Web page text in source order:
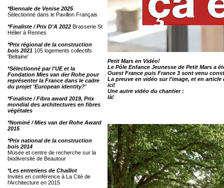
*Biennale de Venise 2025
Sélectionné dans le Pavillon Français
*Finaliste / Prix D'A 2022 Brasserie St
Hélier à Rennes
*Prix régional de la construction
bois 2021 105 logements collectifs
'Beltaine'
*Sélectionné par l'UE et la
Fondation Mies van der Rohe pour
représenter la France dans le cadre
du projet 'European identity?'
*Finaliste / Fibra award 2019, Prix
mondial des architectures en fibres
végétales
*Nominé / Mies van der Rohe Award
2015
*Prix national de la construction
bois 2014
Musée et centre de recherche sur la
biodiversité de Beautour
*Les entretiens de Chaillot
Invités en conférence à La Cité de
l'Architecture en 2015
Petit Mars en Vidéo!
Le Pôle Enfance Jeunesse de Petit Mars a
Ouest France puis France 3 sont venu
La preuve en vidéo sur l'image, et en article
ici!
Une autre vidéo du chantier :
là!